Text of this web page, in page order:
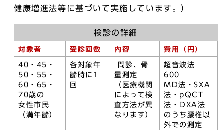
健康増進法等に基づいて実施しています。）
検診の詳細
対象者 受診回数 内容 費用（円）
40・45・
50・55・
60・65・
70歳の
女性市民
（満年齢）
各対象年
齢時に1
回
問診、骨
量測定
（医療機関
によって検
査方法が異
なります）
超音波法
600
MD法・SXA
法・pQCT
法・DXA法
のうち腰椎以
外での測定